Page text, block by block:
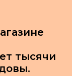
тысячи